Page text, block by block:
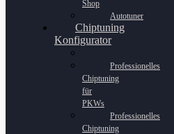
Shop
Autotuner
Chiptuning
Konfigurator
Professionelles
Chiptuning
für
PKWs
Professionelles
Chiptuning